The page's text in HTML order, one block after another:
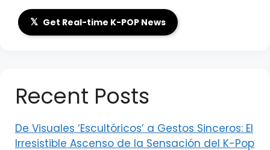
𝕏 Get Real-time K-POP News
Recent Posts
De Visuales ‘Escultóricos’ a Gestos Sinceros: El
Irresistible Ascenso de la Sensación del K-Pop